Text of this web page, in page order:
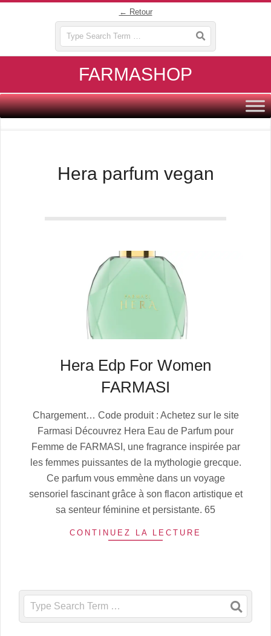
← Retour
FARMASHOP
Primary
Navigation
Hera parfum vegan
Hera Edp For Women
FARMASI
07-
Chargement… Code produit : Achetez sur le site
Farmasi Découvrez Hera Eau de Parfum pour
Femme de FARMASI, une fragrance inspirée par
les femmes puissantes de la mythologie grecque.
Ce parfum vous emmène dans un voyage
sensoriel fascinant grâce à son flacon artistique et
sa senteur féminine et persistante. 65
CONTINUEZ LA LECTURE
Search